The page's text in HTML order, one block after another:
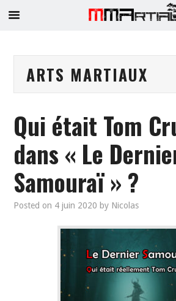
ARTS MARTIAUX
Qui était Tom
dans « Le
Samouraï » ?
Posted on 4 juin 2020 by Nicolas